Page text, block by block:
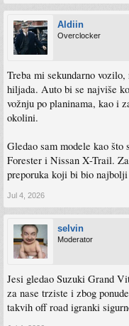
Aldiin
Overclocker
Treba mi sekundarno
hiljada. Auto bi se najviše
vožnju po planinama, kao i
okolini.
Gledao sam modele kao što
Forester i Nissan X-Trail.
preporuka koji bi bio
Jul 4, 2026
selvin
Moderator
Jesi gledao Suzuki Grand
za nase trziste i zbog
takvih off road igranki